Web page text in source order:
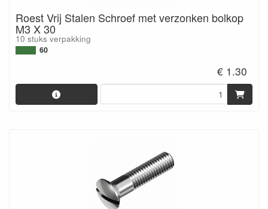
Roest Vrij Stalen Schroef met verzonken bolkop
M3 X 30
10 stuks verpakking
60
€ 1.30